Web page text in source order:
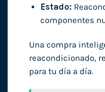
Estado:
componentes
Una compra
reacondicionado,
para tu día a día.